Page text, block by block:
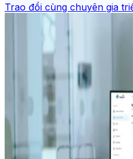
Trao đổi cùng chuyên gia